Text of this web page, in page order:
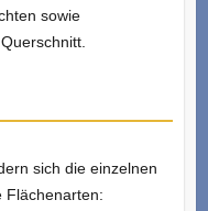
sowie
sich die einzelnen
Flächenarten: